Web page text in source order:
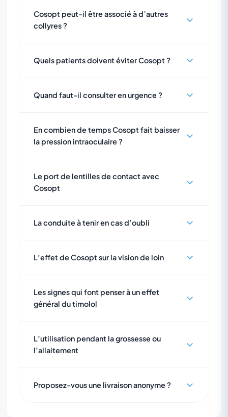
Cosopt peut-il être associé à d’autres
collyres ?
Quels patients doivent éviter Cosopt ?
Quand faut-il consulter en urgence ?
En combien de temps Cosopt fait baisser
la pression intraoculaire ?
Le port de lentilles de contact avec
Cosopt
La conduite à tenir en cas d’oubli
L’effet de Cosopt sur la vision de loin
Les signes qui font penser à un effet
général du timolol
L’utilisation pendant la grossesse ou
l’allaitement
Proposez-vous une livraison anonyme ?